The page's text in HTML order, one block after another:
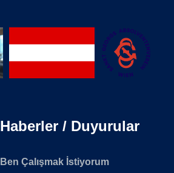
Haberler / Duyurular
Ben Çalışmak İstiyorum